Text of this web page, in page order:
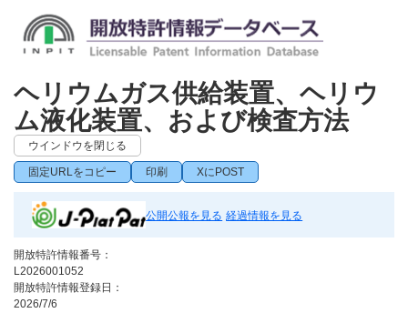
ヘリウムガス供給装置、ヘリウ
ム液化装置、および検査方法
ウインドウを閉じる
固定URLをコピー 印刷 XにPOST
公開公報を見る 経過情報を見る
開放特許情報番号：
L2026001052
開放特許情報登録日：
2026/7/6